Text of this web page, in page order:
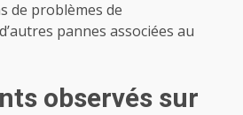
de problèmes de
pannes associées au
observés sur